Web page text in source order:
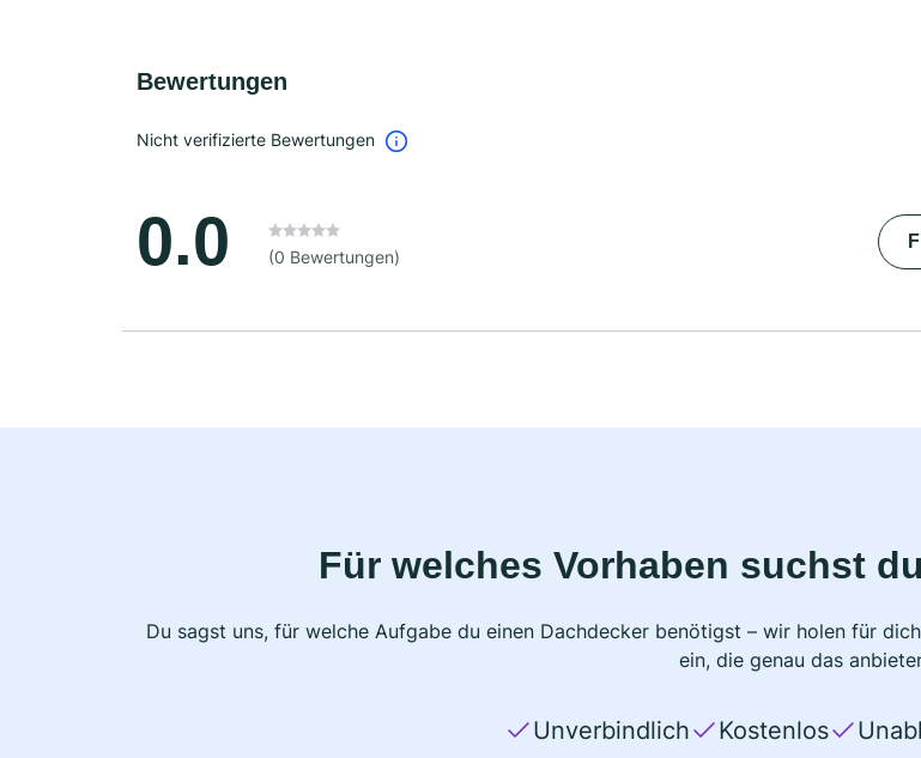
Bewertungen
Nicht verifizierte Bewertungen
0.0 (0 Bewertungen)
Für welches Vorhaben suchst
Du sagst uns, für welche Aufgabe du einen Dachdecker benötigst – wir holen für
ein, die genau das
Unverbindlich Kostenlos